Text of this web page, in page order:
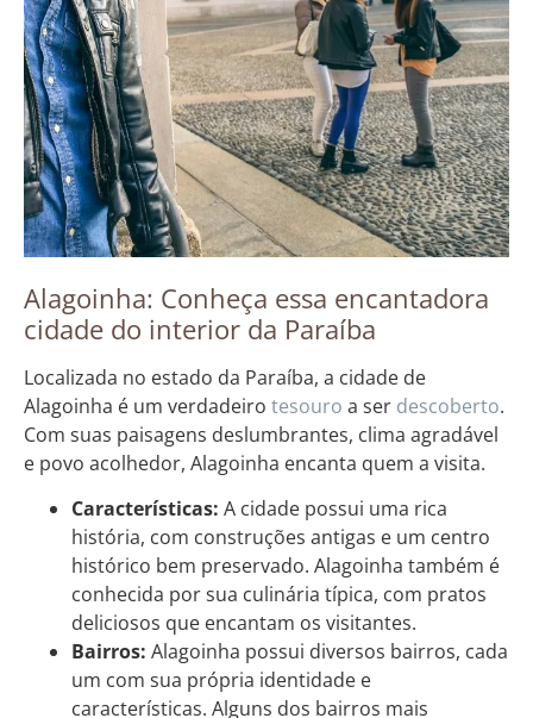
Alagoinha: Conheça essa encantadora
cidade do interior da Paraíba
Localizada no estado da Paraíba, a cidade de
Alagoinha é um verdadeiro tesouro a ser descoberto.
Com suas paisagens deslumbrantes, clima agradável
e povo acolhedor, Alagoinha encanta quem a visita.
Características: A cidade possui uma rica
história, com construções antigas e um centro
histórico bem preservado. Alagoinha também é
conhecida por sua culinária típica, com pratos
deliciosos que encantam os visitantes.
Bairros: Alagoinha possui diversos bairros, cada
um com sua própria identidade e
características. Alguns dos bairros mais